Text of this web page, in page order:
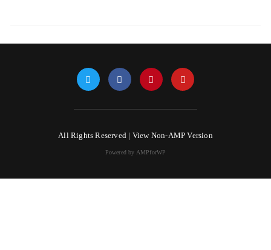
All Rights Reserved | View Non-AMP Version
Powered by AMPforWP